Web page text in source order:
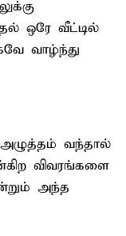
ஒரே வீட்டில்
வாழ்ந்து
அழுத்தம் வந்தால்
விவரங்களை
அந்த